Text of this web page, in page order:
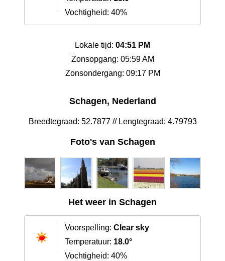
Vochtigheid: 40%
Lokale tijd: 04:51 PM
Zonsopgang: 05:59 AM
Zonsondergang: 09:17 PM
Schagen, Nederland
Breedtegraad: 52.7877 // Lengtegraad: 4.79793
Foto's van Schagen
Het weer in Schagen
Voorspelling: Clear sky
Temperatuur: 18.0°
Vochtigheid: 40%